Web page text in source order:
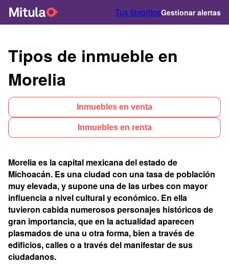
Tus favoritosGestionar alertas
Tipos de inmueble en
Morelia
Inmuebles en venta
Inmuebles en renta
Morelia es la capital mexicana del estado de
Michoacán. Es una ciudad con una tasa de población
muy elevada, y supone una de las urbes con mayor
influencia a nivel cultural y económico. En ella
tuvieron cabida numerosos personajes históricos de
gran importancia, que en la actualidad aparecen
plasmados de una u otra forma, bien a través de
edificios, calles o a través del manifestar de sus
ciudadanos.